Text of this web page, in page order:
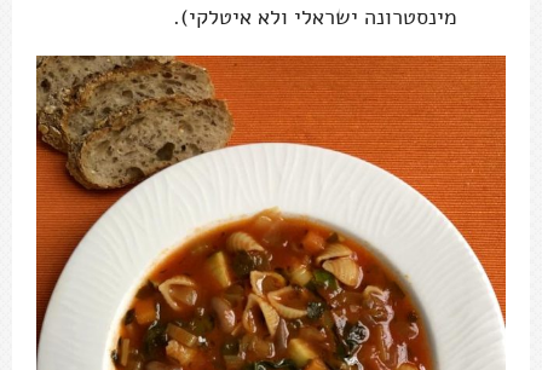
מינסטרונה ישראלי ולא איטלקי).